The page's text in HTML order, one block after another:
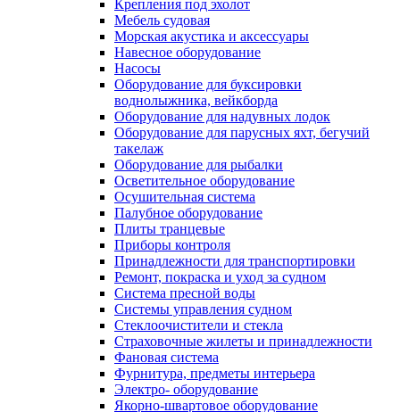
Крепления под эхолот
Мебель судовая
Морская акустика и аксессуары
Навесное оборудование
Насосы
Оборудование для буксировки
воднолыжника, вейкборда
Оборудование для надувных лодок
Оборудование для парусных яхт, бегучий
такелаж
Оборудование для рыбалки
Осветительное оборудование
Осушительная система
Палубное оборудование
Плиты транцевые
Приборы контроля
Принадлежности для транспортировки
Ремонт, покраска и уход за судном
Система пресной воды
Системы управления судном
Стеклоочистители и стекла
Страховочные жилеты и принадлежности
Фановая система
Фурнитура, предметы интерьера
Электро- оборудование
Якорно-швартовое оборудование